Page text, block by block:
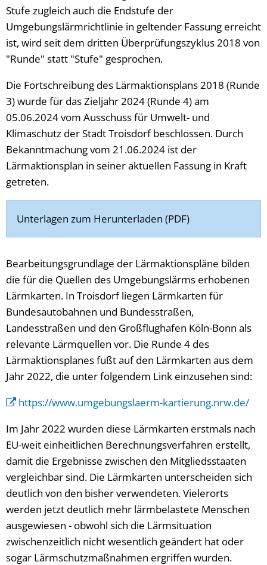
Stufe zugleich auch die Endstufe der
Umgebungslärmrichtlinie in geltender Fassung erreicht
ist, wird seit dem dritten Überprüfungszyklus 2018 von
"Runde" statt "Stufe" gesprochen.
Die Fortschreibung des Lärmaktionsplans 2018 (Runde
3) wurde für das Zieljahr 2024 (Runde 4) am
05.06.2024 vom Ausschuss für Umwelt- und
Klimaschutz der Stadt Troisdorf beschlossen. Durch
Bekanntmachung vom 21.06.2024 ist der
Lärmaktionsplan in seiner aktuellen Fassung in Kraft
getreten.
Unterlagen zum Herunterladen (PDF)
Bearbeitungsgrundlage der Lärmaktionspläne bilden
die für die Quellen des Umgebungslärms erhobenen
Lärmkarten. In Troisdorf liegen Lärmkarten für
Bundesautobahnen und Bundesstraßen,
Landesstraßen und den Großflughafen Köln-Bonn als
relevante Lärmquellen vor. Die Runde 4 des
Lärmaktionsplanes fußt auf den Lärmkarten aus dem
Jahr 2022, die unter folgendem Link einzusehen sind:
https://www.umgebungslaerm-kartierung.nrw.de/
Im Jahr 2022 wurden diese Lärmkarten erstmals nach
EU-weit einheitlichen Berechnungsverfahren erstellt,
damit die Ergebnisse zwischen den Mitgliedsstaaten
vergleichbar sind. Die Lärmkarten unterscheiden sich
deutlich von den bisher verwendeten. Vielerorts
werden jetzt deutlich mehr lärmbelastete Menschen
ausgewiesen - obwohl sich die Lärmsituation
zwischenzeitlich nicht wesentlich geändert hat oder
sogar Lärmschutzmaßnahmen ergriffen wurden.